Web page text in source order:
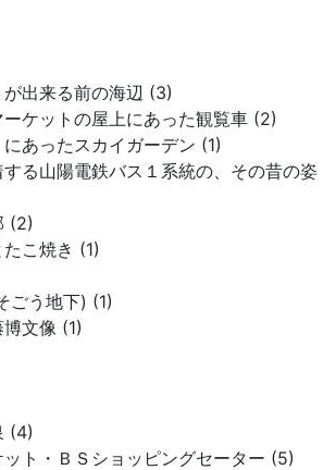
出来る前の海辺 (3)
ケットの屋上にあった観覧車 (2)
あったスカイガーデン (1)
る山陽電鉄バス１系統の、その昔の姿
(2)
こ焼き (1)
ごう地下) (1)
文像 (1)
(4)
ト・ＢＳショッピングセーター (5)